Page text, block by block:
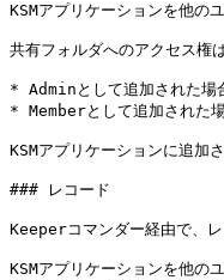
KSMアプリケーションを他の
共有フォルダへのアクセス権
* Adminとして追加された場
* Memberとして追加された
KSMアプリケーションに追加
### レコード
Keeperコマンダー経由で、レ
KSMアプリケーションを他の